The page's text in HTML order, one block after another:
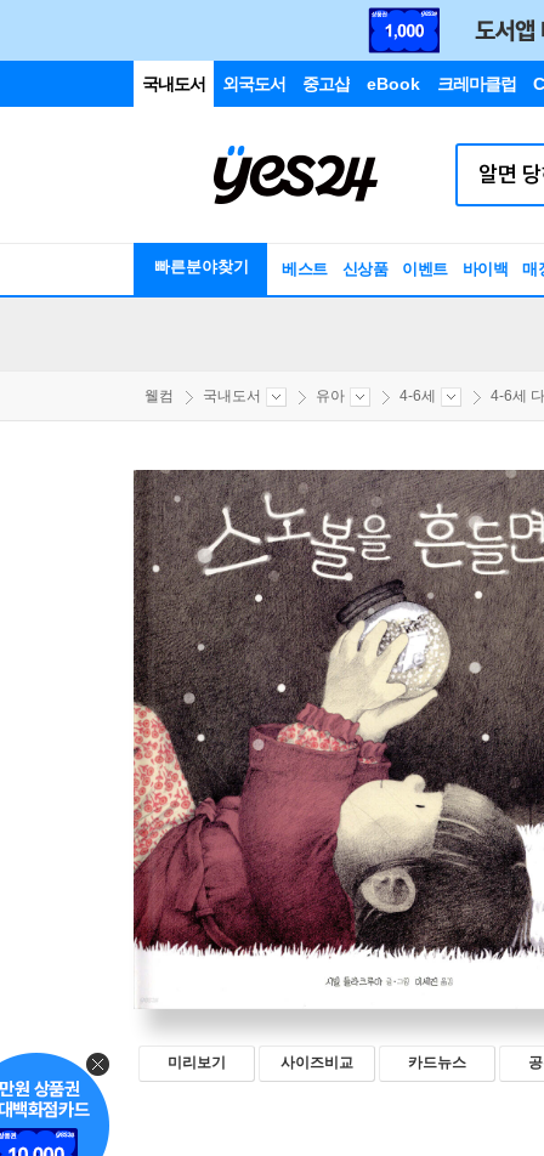
국내도서 외국도서 중고샵 eBook 크레마클럽
빠른분야찾기 베스트 신상품 이벤트 바이백 매
웰컴 국내도서 유아 4-6세 4-6세
미리보기 사이즈비교 카드뉴스